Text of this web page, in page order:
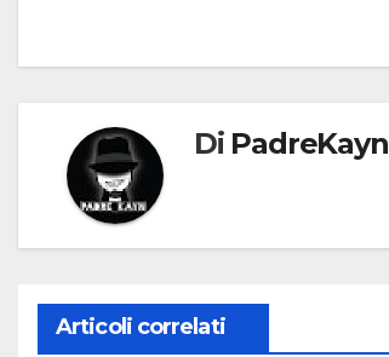
Di PadreKayn
Articoli correlati